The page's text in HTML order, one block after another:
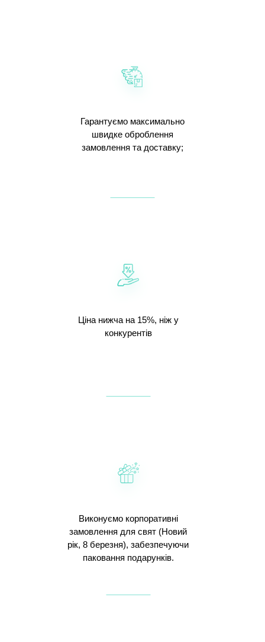
Гарантуємо максимально
швидке оброблення
замовлення та доставку;
Ціна нижча на 15%, ніж у
конкурентів
Виконуємо корпоративні
замовлення для свят (Новий
рік, 8 березня), забезпечуючи
паковання подарунків.